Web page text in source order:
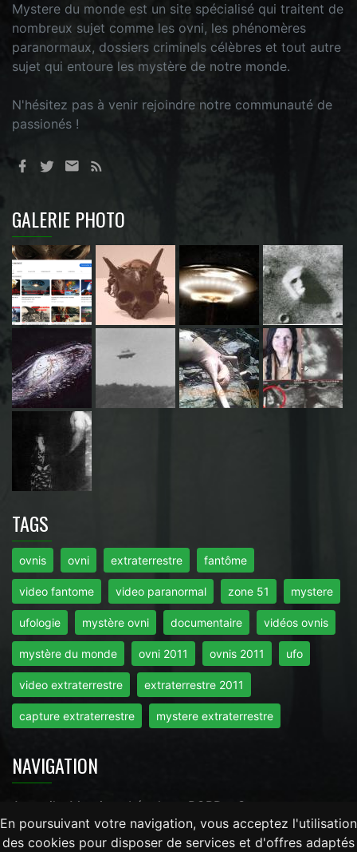
En poursuivant votre navigation, vous acceptez l'utilisation
des cookies pour disposer de services et d'offres adaptés
Mystere du monde est un site spécialisé qui traitent de
nombreux sujet comme les ovni, les phénomères
paranormaux, dossiers criminels célèbres et tout autre
sujet qui entoure les mystère de notre monde.
N'hésitez pas à venir rejoindre notre communauté de
passionés !
GALERIE PHOTO
TAGS
ovnis ovni extraterrestre fantôme
video fantome video paranormal zone 51 mystere
ufologie mystère ovni documentaire vidéos ovnis
mystère du monde ovni 2011 ovnis 2011 ufo
video extraterrestre extraterrestre 2011
capture extraterrestre mystere extraterrestre
NAVIGATION
Accueil Mentions Légales RGPD Contact